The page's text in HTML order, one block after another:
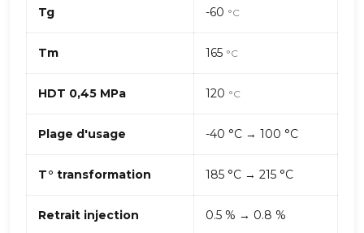
Tg -60 °C
Tm 165 °C
HDT 0,45 MPa 120 °C
Plage d'usage -40 °C → 100 °C
T° transformation 185 °C → 215 °C
Retrait injection 0.5 % → 0.8 %